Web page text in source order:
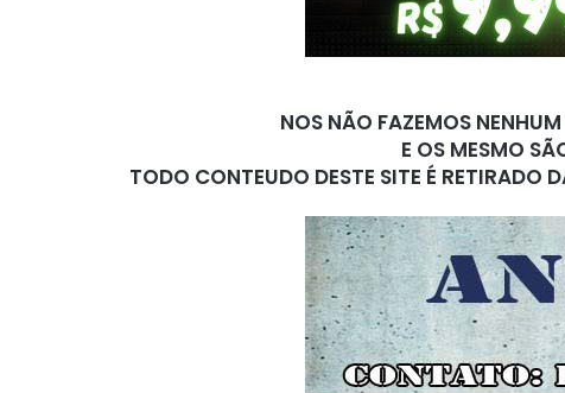
NOS NÃO FAZEMOS
E OS MESMO
TODO CONTEUDO DESTE SITE É RETIRADO